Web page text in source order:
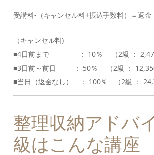
受講料-（キャンセル料+振込手数料）＝返金
（キャンセル料)
■4日前まで ： 10％ （2級 ： 2,470
■3日前～前日 ： 50％ （2級 ： 12,350
■当日（返金なし） ： 100％ （2級 ：
整理収納アドバ
級はこんな講座